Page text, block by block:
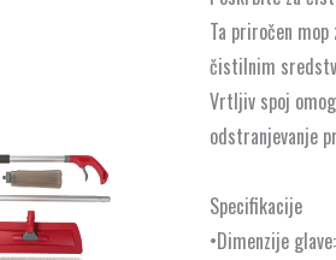
Ta priročen
čistilnim
Vrtljiv spoj
odstranjevanje
Specifikacije
•Dimenzije